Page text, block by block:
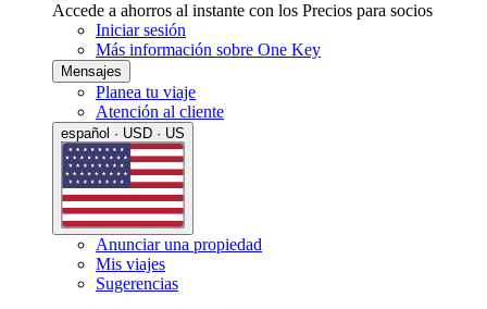
Accede a ahorros al instante con los Precios para socios
Iniciar sesión
Más información sobre One Key
Mensajes
Planea tu viaje
Atención al cliente
español · USD · US
Anunciar una propiedad
Mis viajes
Sugerencias